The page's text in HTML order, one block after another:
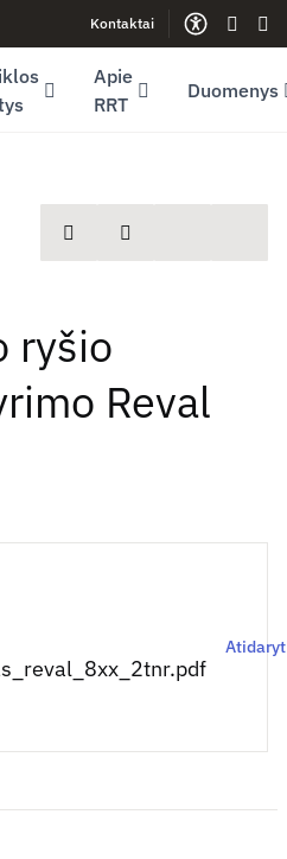
Kontaktai
Gestų
Apie
RRT
Duomenys
spausdintiDalintis
ryšio
Reval